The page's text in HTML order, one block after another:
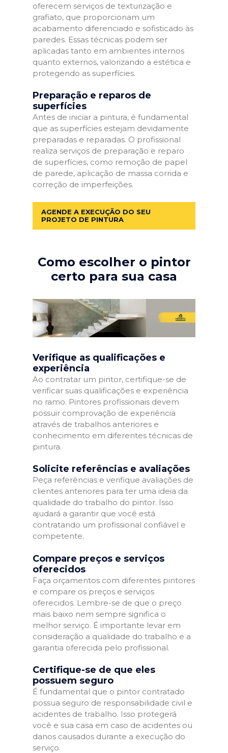
oferecem serviços de texturização e
grafiato, que proporcionam um
acabamento diferenciado e sofisticado às
paredes. Essas técnicas podem ser
aplicadas tanto em ambientes internos
quanto externos, valorizando a estética e
protegendo as superfícies.
Preparação e reparos de
superfícies
Antes de iniciar a pintura, é fundamental
que as superfícies estejam devidamente
preparadas e reparadas. O profissional
realiza serviços de preparação e reparo
de superfícies, como remoção de papel
de parede, aplicação de massa corrida e
correção de imperfeições.
AGENDE A EXECUÇÃO DO SEU
PROJETO DE PINTURA
Como escolher o pintor
certo para sua casa
Verifique as qualificações e
experiência
Ao contratar um pintor, certifique-se de
verificar suas qualificações e experiência
no ramo. Pintores profissionais devem
possuir comprovação de experiência
através de trabalhos anteriores e
conhecimento em diferentes técnicas de
pintura.
Solicite referências e avaliações
Peça referências e verifique avaliações de
clientes anteriores para ter uma ideia da
qualidade do trabalho do pintor. Isso
ajudará a garantir que você está
contratando um profissional confiável e
competente.
Compare preços e serviços
oferecidos
Faça orçamentos com diferentes pintores
e compare os preços e serviços
oferecidos. Lembre-se de que o preço
mais baixo nem sempre significa o
melhor serviço. É importante levar em
consideração a qualidade do trabalho e a
garantia oferecida pelo profissional.
Certifique-se de que eles
possuem seguro
É fundamental que o pintor contratado
possua seguro de responsabilidade civil e
acidentes de trabalho. Isso protegerá
você e sua casa em caso de acidentes ou
danos causados durante a execução do
serviço.